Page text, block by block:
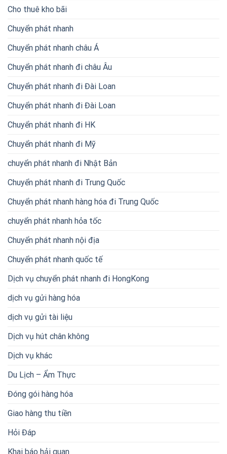
Cho thuê kho bãi
Chuyển phát nhanh
Chuyển phát nhanh châu Á
Chuyển phát nhanh đi châu Âu
Chuyển phát nhanh đi Đài Loan
Chuyển phát nhanh đi Đài Loan
Chuyển phát nhanh đi HK
Chuyển phát nhanh đi Mỹ
chuyển phát nhanh đi Nhật Bản
Chuyển phát nhanh đi Trung Quốc
Chuyển phát nhanh hàng hóa đi Trung Quốc
chuyển phát nhanh hỏa tốc
Chuyển phát nhanh nội địa
Chuyển phát nhanh quốc tế
Dịch vụ chuyển phát nhanh đi HongKong
dịch vụ gửi hàng hóa
dịch vụ gửi tài liệu
Dịch vụ hút chân không
Dịch vụ khác
Du Lịch – Ẩm Thực
Đóng gói hàng hóa
Giao hàng thu tiền
Hỏi Đáp
Khai báo hải quan